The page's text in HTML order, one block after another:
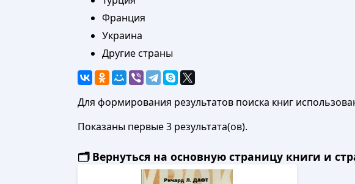
Франция
Украина
Другие страны
Для формирования результатов поиска книг
Показаны первые 3 результата(ов).
🗂️ Вернуться на основную страницу книги и